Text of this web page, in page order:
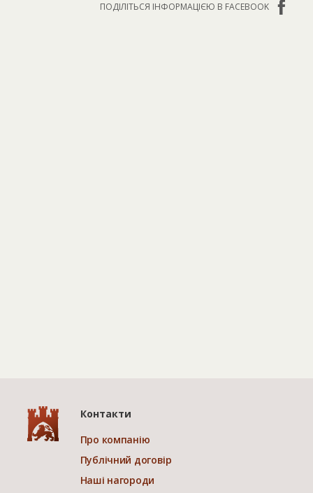
ПОДІЛІТЬСЯ ІНФОРМАЦІЄЮ В FACEBOOK
Контакти
Про компанію
Публічний договір
Наші нагороди